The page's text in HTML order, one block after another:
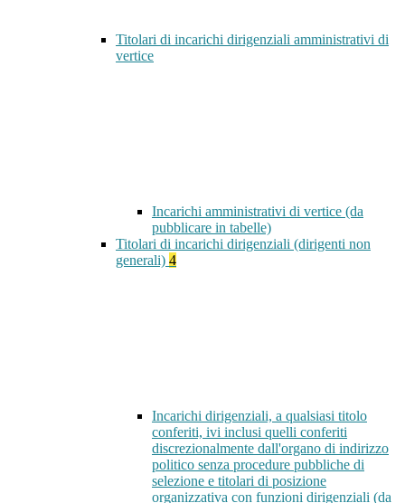
Titolari di incarichi dirigenziali amministrativi di
vertice
Incarichi amministrativi di vertice (da
pubblicare in tabelle)
Titolari di incarichi dirigenziali (dirigenti non
generali) 4
Incarichi dirigenziali, a qualsiasi titolo
conferiti, ivi inclusi quelli conferiti
discrezionalmente dall'organo di indirizzo
politico senza procedure pubbliche di
selezione e titolari di posizione
organizzativa con funzioni dirigenziali (da